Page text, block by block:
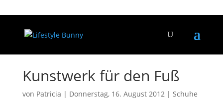
Kunstwerk für den Fuß
von Patricia | Donnerstag, 16. August 2012| Schuhe